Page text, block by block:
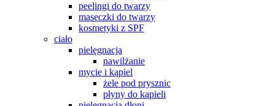
peelingi do twarzy
maseczki do twarzy
kosmetyki z SPF
ciało
pielęgnacja
nawilżanie
mycie i kąpiel
żele pod prysznic
płyny do kąpieli